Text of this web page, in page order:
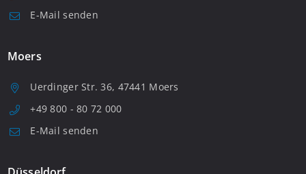
E-Mail senden
Moers
Uerdinger Str. 36, 47441 Moers
+49 800 - 80 72 000
E-Mail senden